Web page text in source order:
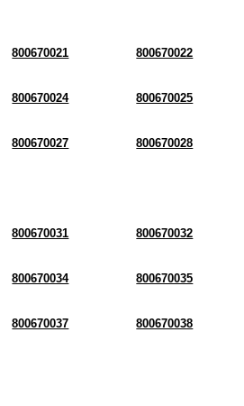
800670021 800670022
800670024 800670025
800670027 800670028
800670031 800670032
800670034 800670035
800670037 800670038